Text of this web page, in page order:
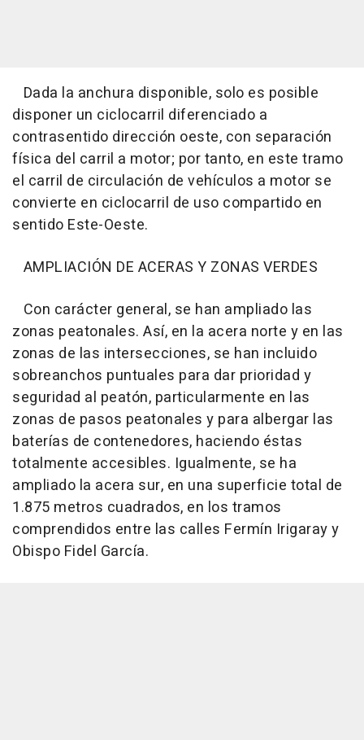
Dada la anchura disponible, solo es posible
disponer un ciclocarril diferenciado a
contrasentido dirección oeste, con separación
física del carril a motor; por tanto, en este tramo
el carril de circulación de vehículos a motor se
convierte en ciclocarril de uso compartido en
sentido Este-Oeste.
AMPLIACIÓN DE ACERAS Y ZONAS VERDES
Con carácter general, se han ampliado las
zonas peatonales. Así, en la acera norte y en las
zonas de las intersecciones, se han incluido
sobreanchos puntuales para dar prioridad y
seguridad al peatón, particularmente en las
zonas de pasos peatonales y para albergar las
baterías de contenedores, haciendo éstas
totalmente accesibles. Igualmente, se ha
ampliado la acera sur, en una superficie total de
1.875 metros cuadrados, en los tramos
comprendidos entre las calles Fermín Irigaray y
Obispo Fidel García.